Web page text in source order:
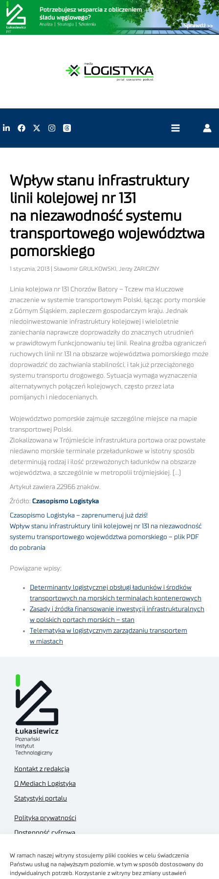
W ramach naszej witryny stosujemy pliki cookies w celu świadczenia
Państwu usług na najwyższym poziomie, w tym w sposób dostosowany do
indywidualnych potrzeb. Korzystanie z witryny bez zmiany ustawień
Wpływ stanu infrastruktury
linii kolejowej nr 131
na niezawodność systemu
transportowego województwa
pomorskiego
1 stycznia, 2013 | Sławomir GRULKOWSKI, Jerzy ZARICZNY
Linia kolejowa nr 131 Chorzów Batory – Tczew ma kluczowe
znaczenie w systemie transportowym Polski, łącząc porty morskie
z Górnym Śląskiem, zapleczem gospodarczym kraju. Jednak
niedoinwestowanie infrastruktury kolejowej i wieloletnie
zaniechania naprawcze doprowadziły do znacznych utrudnień
w prawidłowym funkcjonowaniu tej linii. Realna groźba ograniczeń
ruchowych linii nr 131 na obszarze województwa pomorskiego może
doprowadzić do zachwiania stabilności, i tak już przeciążonego
systemu transportu drogowego. Sytuacja wymaga wyznaczenia
alternatywnych połączeń kolejowych, często przez lata
pomijanych i niedocenianych.
Województwo pomorskie zajmuje szczególne miejsce na mapie
transportowej Polski.
Zlokalizowana w Trójmieście infrastruktura portowa oraz powstałe
niedawno morskie terminale przeładunkowe w istotny sposób
determinują rodzaj i ilość przewożonych ładunków na obszarze
województwa, a szczególnie w metropolii trójmiejskiej. (…)
Artykuł zawiera 22966 znaków.
Źródło: Czasopismo Logistyka
Czasopismo Logistyka – zaprenumeruj już dziś!
Wpływ stanu infrastruktury linii kolejowej nr 131 na niezawodność
systemu transportowego województwa pomorskiego – plik PDF
do pobrania
Powiązane wpisy:
Determinanty logistycznej obsługi ładunków i środków
transportowych na morskich terminalach kontenerowych
Zasady i źródła finansowanie inwestycji infrastrukturalnych
w polskich portach morskich – stan
Telematyka w logistycznym zarządzaniu transportem
w miastach
Kontakt z redakcją
O Mediach Logistyka
Statystyki portalu
Polityka prywatności
Dostępność cyfrowa
Regulamin sklepu